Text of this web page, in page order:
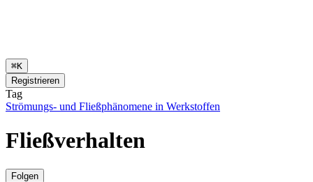
⌘K
Registrieren
Tag
Strömungs- und Fließphänomene in Werkstoffen
Fließverhalten
Folgen